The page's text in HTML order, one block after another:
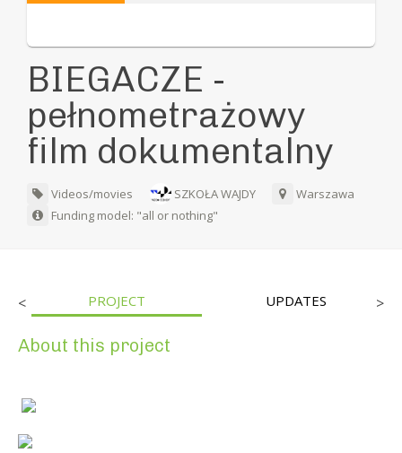
BIEGACZE -
pełnometrażowy
film dokumentalny
Videos/movies SZKOŁA WAJDY
Warszawa
Funding model: "all or nothing"
< PROJECT UPDATES >
About this project